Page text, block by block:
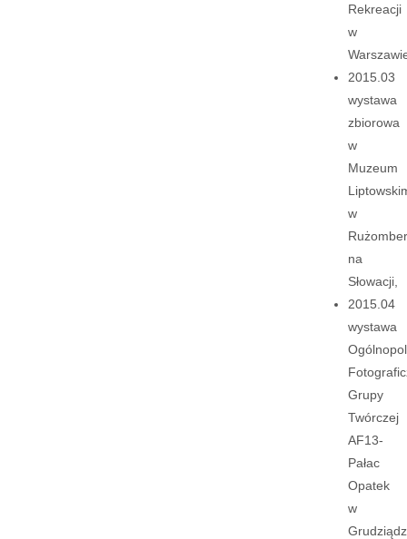
Rekreacji
w
2015.03
wystawa
zbiorowa
w
Muzeum
w
na
Słowacji,
2015.04
wystawa
Grupy
Twórczej
AF13-
Pałac
Opatek
w